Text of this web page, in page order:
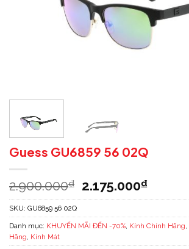
Guess GU6859 56 02Q
2.900.000₫
Giá
gốc
2.900.000₫.
2.175.000₫Giá
hiện
là:
SKU: GU6859 56 02Q
Danh mục: KHUYẾN MÃI ĐẾN -70% Kính Chính Hãng
Hãng Kính Mát